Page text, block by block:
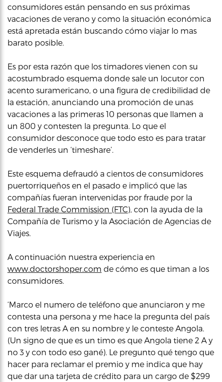
consumidores están pensando en sus próximas
vacaciones de verano y como la situación económica
está apretada están buscando cómo viajar lo mas
barato posible.
Es por esta razón que los timadores vienen con su
acostumbrado esquema donde sale un locutor con
acento suramericano, o una figura de credibilidad de
la estación, anunciando una promoción de unas
vacaciones a las primeras 10 personas que llamen a
un 800 y contesten la pregunta. Lo que el
consumidor desconoce que todo esto es para tratar
de venderles un ‘timeshare’.
Este esquema defraudó a cientos de consumidores
puertorriqueños en el pasado e implicó que las
compañías fueran intervenidas por fraude por la
Federal Trade Commission (FTC) , con la ayuda de la
Compañía de Turismo y la Asociación de Agencias de
Viajes.
A continuación nuestra experiencia en
www.doctorshoper.com de cómo es que timan a los
consumidores.
‘Marco el numero de teléfono que anunciaron y me
contesta una persona y me hace la pregunta del país
con tres letras A en su nombre y le conteste Angola.
(Un signo de que es un timo es que Angola tiene 2 A y
no 3 y con todo eso gané). Le pregunto qué tengo que
hacer para reclamar el premio y me indica que hay
que dar una tarjeta de crédito para un cargo de $299